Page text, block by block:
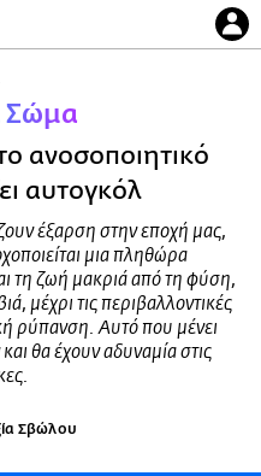
Σώμα
ανοσοποιητικό
αυτογκόλ
έξαρση στην εποχή μας,
μια πληθώρα
τη ζωή μακριά από τη φύση,
μέχρι τις περιβαλλοντικές
ρύπανση. Αυτό που μένει
και θα έχουν αδυναμία στις
Σβώλου